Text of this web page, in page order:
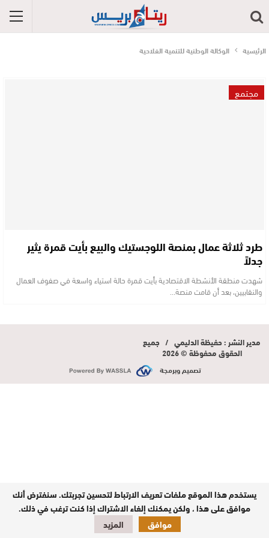
الرئيسية الوكالة الوطنية للتنمية الفلاحية
مجتمع
طرد ثلاثة عمال بمنصة اللوجستيك والبيع بأيت قمرة يثير
جدلاً
شهدت منطقة الأنشطة الاقتصادية بأيت قمرة حالة استياء واسعة في صفوف العمال
والنقابيين، بعد أن قامت منصة…
مدير النشر : حفيظة الدليمي / جميع
الحقوق محفوظة © 2026
تصميم وبرمجة
يستخدم هذا الموقع ملفات تعريف الارتباط لتحسين تجربتك. سنفترض أنك
موافق على هذا ، ولكن يمكنك إلغاء الاشتراك إذا كنت ترغب في ذلك.
موافق
المزيد